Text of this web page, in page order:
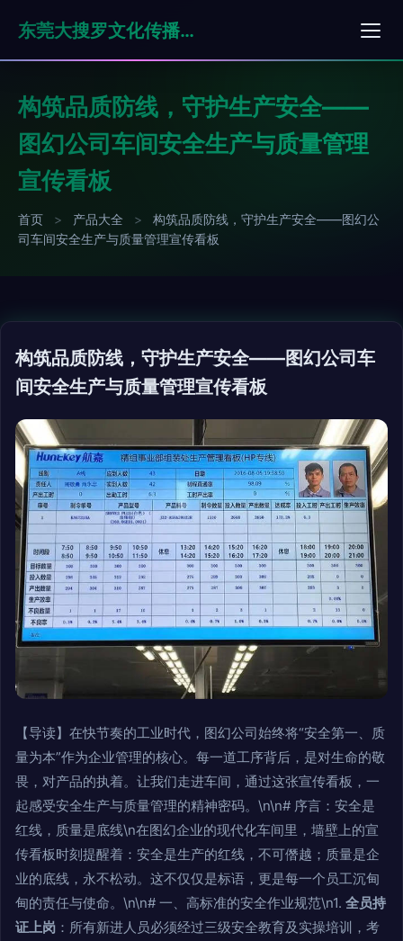
东莞大搜罗文化传播有限公司
构筑品质防线，守护生产安全——
图幻公司车间安全生产与质量管理
宣传看板
首页 > 产品大全 >
构筑品质防线，守护生产安全——图幻公
司车间安全生产与质量管理宣传看板
构筑品质防线，守护生产安全——图幻公司车
间安全生产与质量管理宣传看板
【导读】在快节奏的工业时代，图幻公司始终将“安全第一、质
量为本”作为企业管理的核心。每一道工序背后，是对生命的敬
畏，对产品的执着。让我们走进车间，通过这张宣传看板，一
起感受安全生产与质量管理的精神密码。\n\n# 序言：安全是
红线，质量是底线\n在图幻企业的现代化车间里，墙壁上的宣
传看板时刻提醒着：安全是生产的红线，不可僭越；质量是企
业的底线，永不松动。这不仅仅是标语，更是每一个员工沉甸
甸的责任与使命。\n\n# 一、高标准的安全作业规范\n1. 全员持
证上岗 ：所有新进人员必须经过三级安全教育及实操培训，考